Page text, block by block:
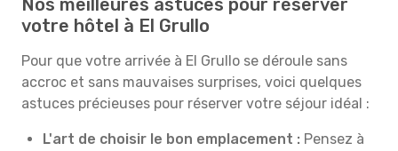
Nos meilleures astuces pour réserver
votre hôtel à El Grullo
Pour que votre arrivée à El Grullo se déroule sans
accroc et sans mauvaises surprises, voici quelques
astuces précieuses pour réserver votre séjour idéal :
L'art de choisir le bon emplacement : Pensez à